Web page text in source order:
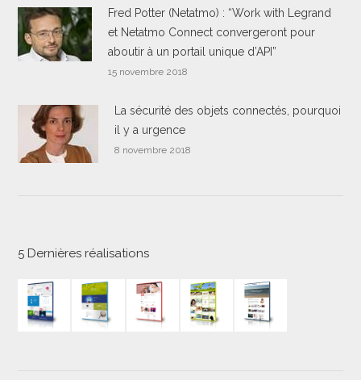
Fred Potter (Netatmo) : “Work with Legrand
et Netatmo Connect convergeront pour
aboutir à un portail unique d’API”
15 novembre 2018
La sécurité des objets connectés, pourquoi
il y a urgence
8 novembre 2018
5 Dernières réalisations